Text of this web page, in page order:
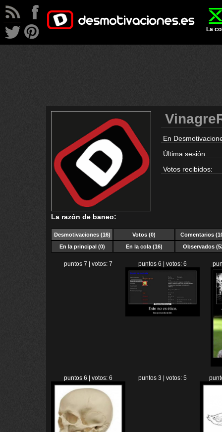
La
En
Última sesión:
Votos recibidos:
La razón de baneo:
Desmotivaciones(16) Votos (0)
Comentarios
En la principal (0)
En la cola (16) Observados
puntos 7 | votos: 7 puntos 6 | votos: 6
puntos 6 | votos: 6 puntos 3 | votos: 5